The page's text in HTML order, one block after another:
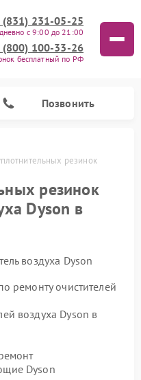
(831) 231-05-25
с 9:00 до 21:00
(800) 100-33-26
бесплатный по РФ
Позвонить
резинок
резинок
Dyson в
воздуха Dyson
ремонту очистителей
воздуха Dyson в
Dyson